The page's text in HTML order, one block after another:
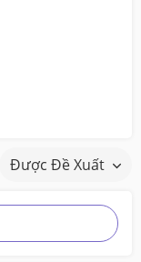
Được Đề Xuất